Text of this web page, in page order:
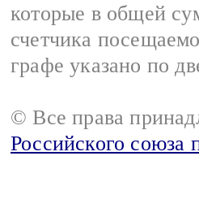
которые в общей
счетчика
графе указано по
© Все права
Российского союза